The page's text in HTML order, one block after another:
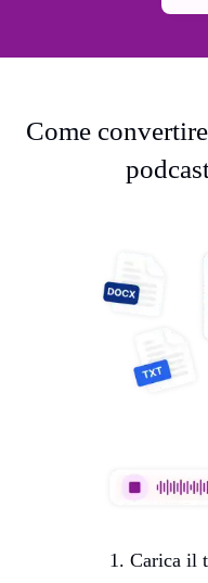
Come
1. Carica il